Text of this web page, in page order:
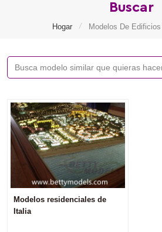
Buscar
Hogar / Modelos De
Modelos residenciales de
Italia